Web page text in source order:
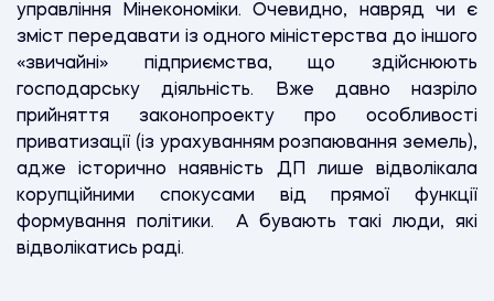
управління Мінекономіки. Очевидно, навряд чи є
зміст передавати із одного міністерства до іншого
«звичайні» підприємства, що здійснюють
господарську діяльність. Вже давно назріло
прийняття законопроекту про особливості
приватизації (із урахуванням розпаювання земель),
адже історично наявність ДП лише відволікала
корупційними спокусами від прямої функції
формування політики. А бувають такі люди, які
відволікатись раді.